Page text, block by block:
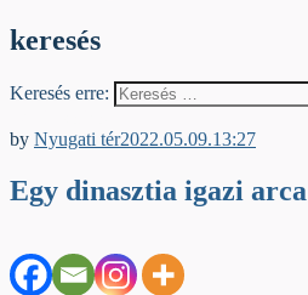
keresés
Keresés erre:
by Nyugati tér2022.05.09.13:27
Egy dinasztia igazi arca